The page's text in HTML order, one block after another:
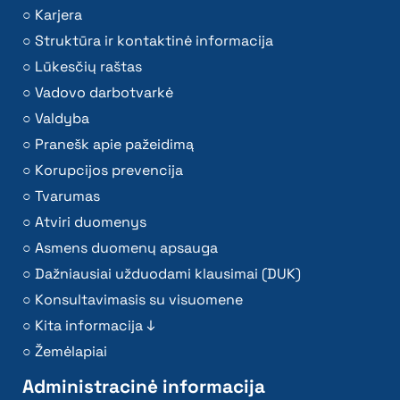
Karjera
Struktūra ir kontaktinė informacija
Lūkesčių raštas
Vadovo darbotvarkė
Valdyba
Pranešk apie pažeidimą
Korupcijos prevencija
Tvarumas
Atviri duomenys
Asmens duomenų apsauga
Dažniausiai užduodami klausimai (DUK)
Konsultavimasis su visuomene
Kita informacija ↓
Žemėlapiai
Administracinė informacija